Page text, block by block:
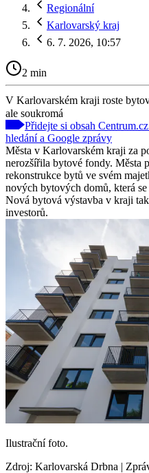
Regionální
Karlovarský kraj
6. 7. 2026, 10:57
2 min
V Karlovarském kraji roste
ale soukromá
Přidejte si obsah
hledání a Google zprávy
Města v Karlovarském kraji za
nerozšířila bytové fondy. Města
rekonstrukce bytů ve svém
nových bytových domů, která
Nová bytová výstavba v kraji
investorů.
Ilustrační foto.
Zdroj: Karlovarská Drbna |